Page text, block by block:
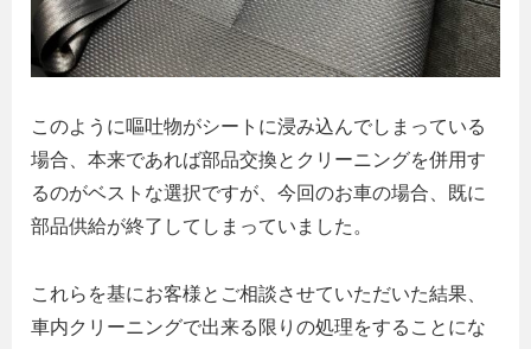
このように嘔吐物がシートに浸み込んでしまっている
場合、本来であれば部品交換とクリーニングを併用す
るのがベストな選択ですが、今回のお車の場合、既に
部品供給が終了してしまっていました。
これらを基にお客様とご相談させていただいた結果、
車内クリーニングで出来る限りの処理をすることにな